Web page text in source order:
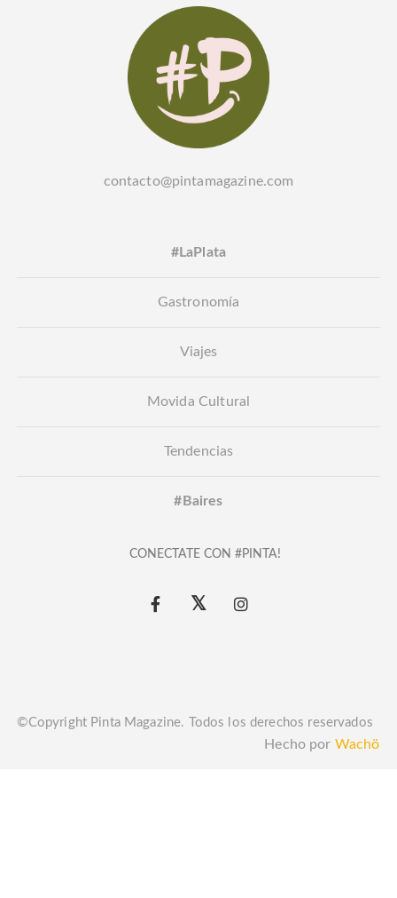
contacto@pintamagazine.com
#LaPlata
Gastronomía
Viajes
Movida Cultural
Tendencias
#Baires
CONECTATE CON #PINTA!
©Copyright Pinta Magazine. Todos los derechos reservados
Hecho por Wachö